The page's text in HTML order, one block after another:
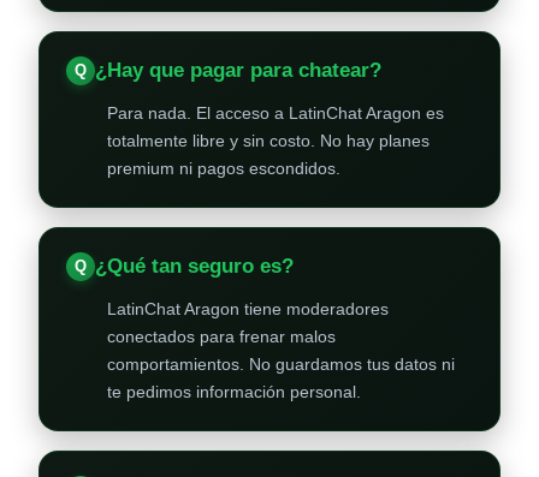
¿Hay que pagar para chatear?
Para nada. El acceso a LatinChat Aragon es
totalmente libre y sin costo. No hay planes
premium ni pagos escondidos.
¿Qué tan seguro es?
LatinChat Aragon tiene moderadores
conectados para frenar malos
comportamientos. No guardamos tus datos ni
te pedimos información personal.